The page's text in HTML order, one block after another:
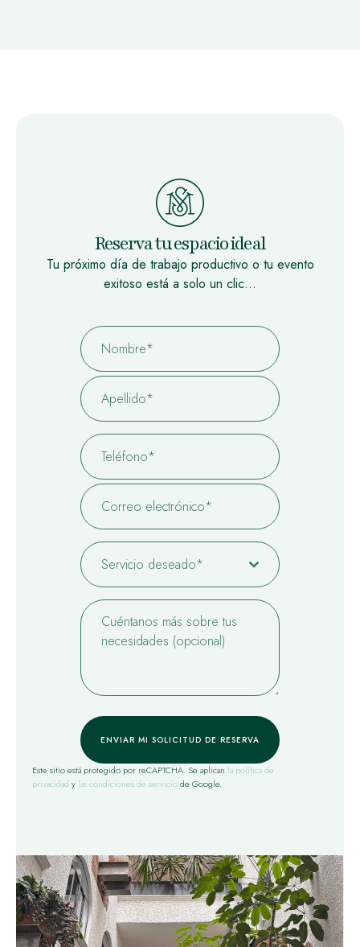
Reserva tu espacio ideal
Tu próximo día de trabajo productivo o tu evento
exitoso está a solo un clic…
Servicio deseado*
ENVIAR MI SOLICITUD DE RESERVA
Este sitio está protegido por reCAPTCHA. Se aplican la política de
privacidad y las condiciones de serviciode Google.